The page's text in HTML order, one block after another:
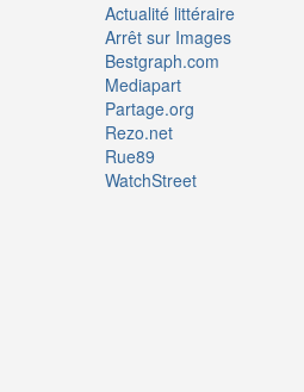
Actualité littéraire
Arrêt sur Images
Bestgraph.com
Mediapart
Partage.org
Rezo.net
Rue89
WatchStreet